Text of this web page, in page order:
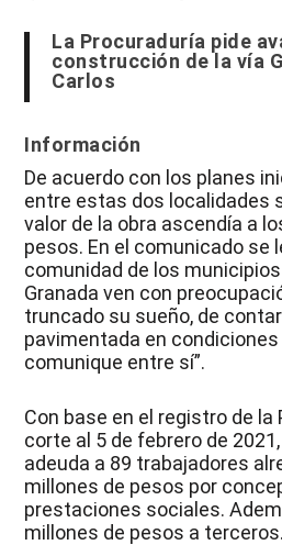
La Procuraduría pide
construcción de la vía
Carlos
Información
De acuerdo con los planes
entre estas dos localidades
valor de la obra ascendía a
pesos. En el comunicado se
comunidad de los
Granada ven con
truncado su sueño, de
pavimentada en
comunique entre sí”.
Con base en el registro de la
corte al 5 de febrero de
adeuda a 89 trabajadores
millones de pesos por
prestaciones sociales.
millones de pesos a terceros.